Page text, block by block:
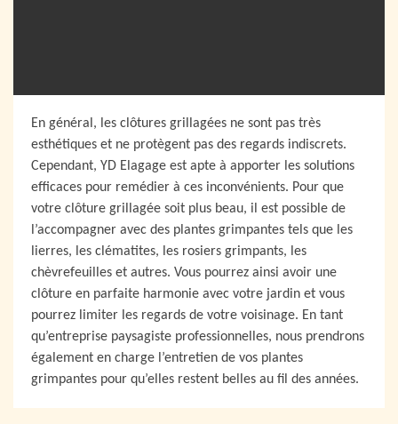
En général, les clôtures grillagées ne sont pas très
esthétiques et ne protègent pas des regards indiscrets.
Cependant, YD Elagage est apte à apporter les solutions
efficaces pour remédier à ces inconvénients. Pour que
votre clôture grillagée soit plus beau, il est possible de
l’accompagner avec des plantes grimpantes tels que les
lierres, les clématites, les rosiers grimpants, les
chèvrefeuilles et autres. Vous pourrez ainsi avoir une
clôture en parfaite harmonie avec votre jardin et vous
pourrez limiter les regards de votre voisinage. En tant
qu’entreprise paysagiste professionnelles, nous prendrons
également en charge l’entretien de vos plantes
grimpantes pour qu’elles restent belles au fil des années.